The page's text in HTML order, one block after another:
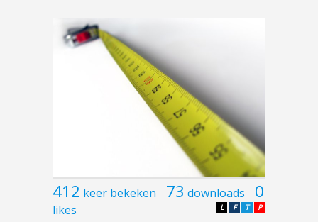
412 keer bekeken 73 downloads 0
likes P
T
F
L